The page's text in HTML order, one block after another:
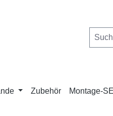
Zubehör Montage-